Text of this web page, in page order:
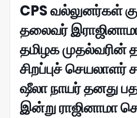
CPS வல்லுனர்கள்
தலைவர்
தமிழக முதல்வரின்
சிறப்புச் செயலாளர்
ஷீலா நாயர் தனது
இன்று ராஜினாமா